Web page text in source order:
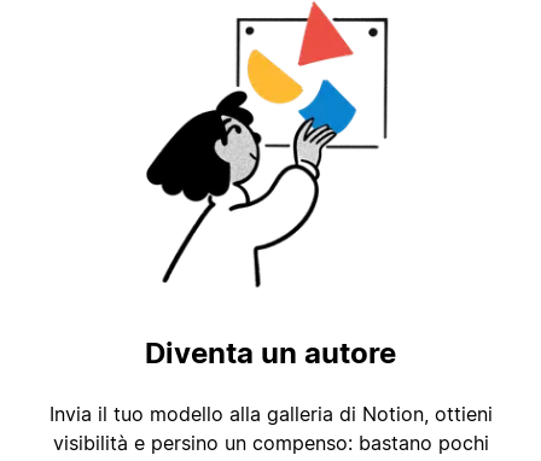
Diventa un autore
Invia il tuo modello alla galleria di Notion, ottieni
visibilità e persino un compenso: bastano pochi